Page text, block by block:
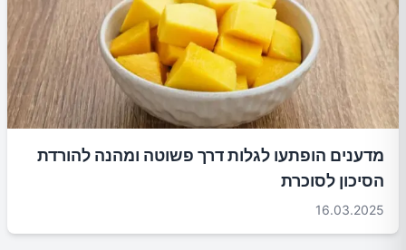
מדענים הופתעו לגלות דרך פשוטה ומהנה להורדת
הסיכון לסוכרת
16.03.2025